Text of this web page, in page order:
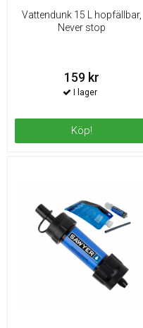
Vattendunk 15 L hopfällbar,
Never stop
159 kr
Köp!